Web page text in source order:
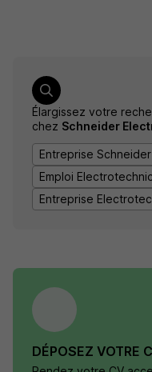
Élargissez votre
chez Schneider
Entreprise
Emploi
Entreprise
DÉPOSEZ VOTRE